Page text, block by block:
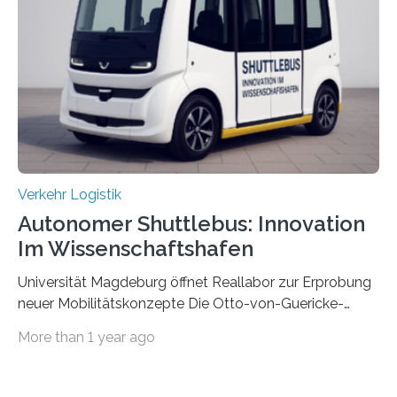
Hannover gGmbH anhand von
Materialflusssimulationen, ob die dezentrale Steuerung
effizienter ist als die zentrale Steuerung. Dafür sucht
das IPH noch Unternehmen, die Interesse daran haben,
am realen Beispiel ihrer Fabrik…
Verkehr Logistik
Autonomer Shuttlebus: Innovation
Im Wissenschaftshafen
Universität Magdeburg öffnet Reallabor zur Erprobung
neuer Mobilitätskonzepte Die Otto-von-Guericke-
Erforschung neuer Mobilitätskonzepte für Sachsen-
More than 1 year ago